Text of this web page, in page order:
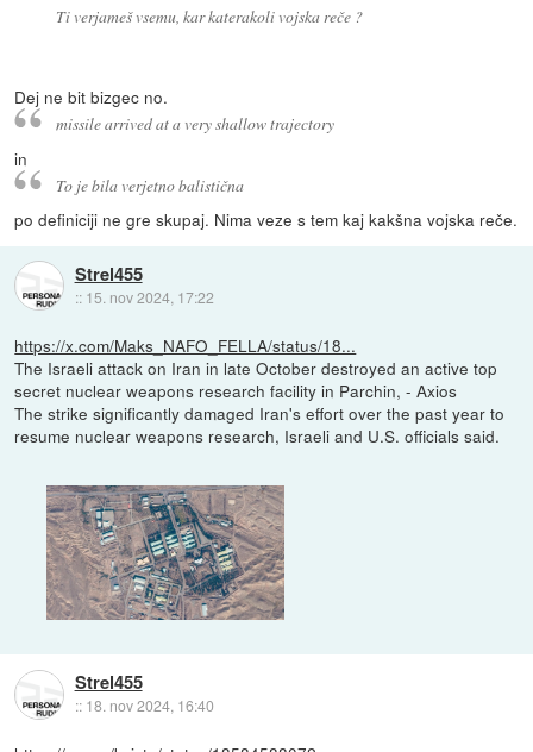
Ti verjameš vsemu, kar katerakoli vojska reče ?
Dej ne bit bizgec no.
missile arrived at a very shallow trajectory
in
To je bila verjetno balistična
po definiciji ne gre skupaj. Nima veze s tem kaj kakšna vojska reče.
Strel455
:: 15. nov 2024, 17:22
https://x.com/Maks_NAFO_FELLA/status/18...
The Israeli attack on Iran in late October destroyed an active top
secret nuclear weapons research facility in Parchin, - Axios
The strike significantly damaged Iran's effort over the past year to
resume nuclear weapons research, Israeli and U.S. officials said.
Strel455
:: 18. nov 2024, 16:40